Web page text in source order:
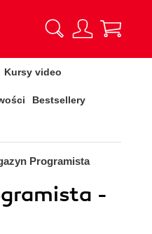
Kursy video
Bestsellery
Programista
-